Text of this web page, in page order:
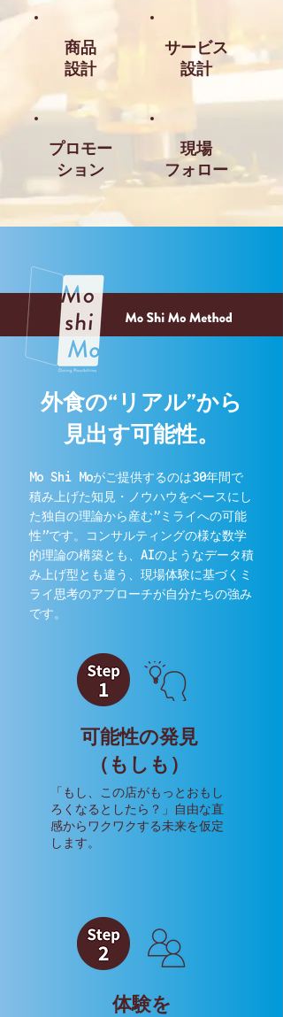
商品
設計
プロモー
ション
サービス
設計
現場
​フォロー
外食の“リアル”から
見出す可能性。
Mo Shi Moがご提供するのは30年間で
積み上げた知見・ノウハウをベースにし
た独自の理論から産む”ミライへの可能
性”です。コンサルティングの様な数学
的理論の構築とも、AIのようなデータ積
み上げ型とも違う、現場体験に基づくミ
ライ思考のアプローチが自分たちの強み
です。
可能性の発見
​（もしも）
「もし、この店がもっとおもし
ろくなるとしたら？」自由な直
感からワクワクする未来を仮定
します。
体験を